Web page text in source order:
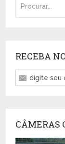
RECEBA
CÂMERAS